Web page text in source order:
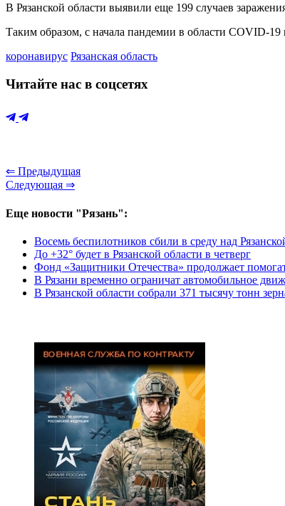
В Рязанской области выявили еще 199 случаев
Таким образом, с начала пандемии в области COVID-19
коронавирус Рязанская область
Читайте нас в соцсетях
⇐ Предыдущая
Следующая ⇒
Еще новости "Рязань":
Восемь беспилотников сбили в среду над
До +32° будет в Рязанской области в четверг
Фонд «Защитники Отечества» продолжает
В Рязани временно ограничат автомобильное
В Рязанской области собрали 371 тысячу тонн